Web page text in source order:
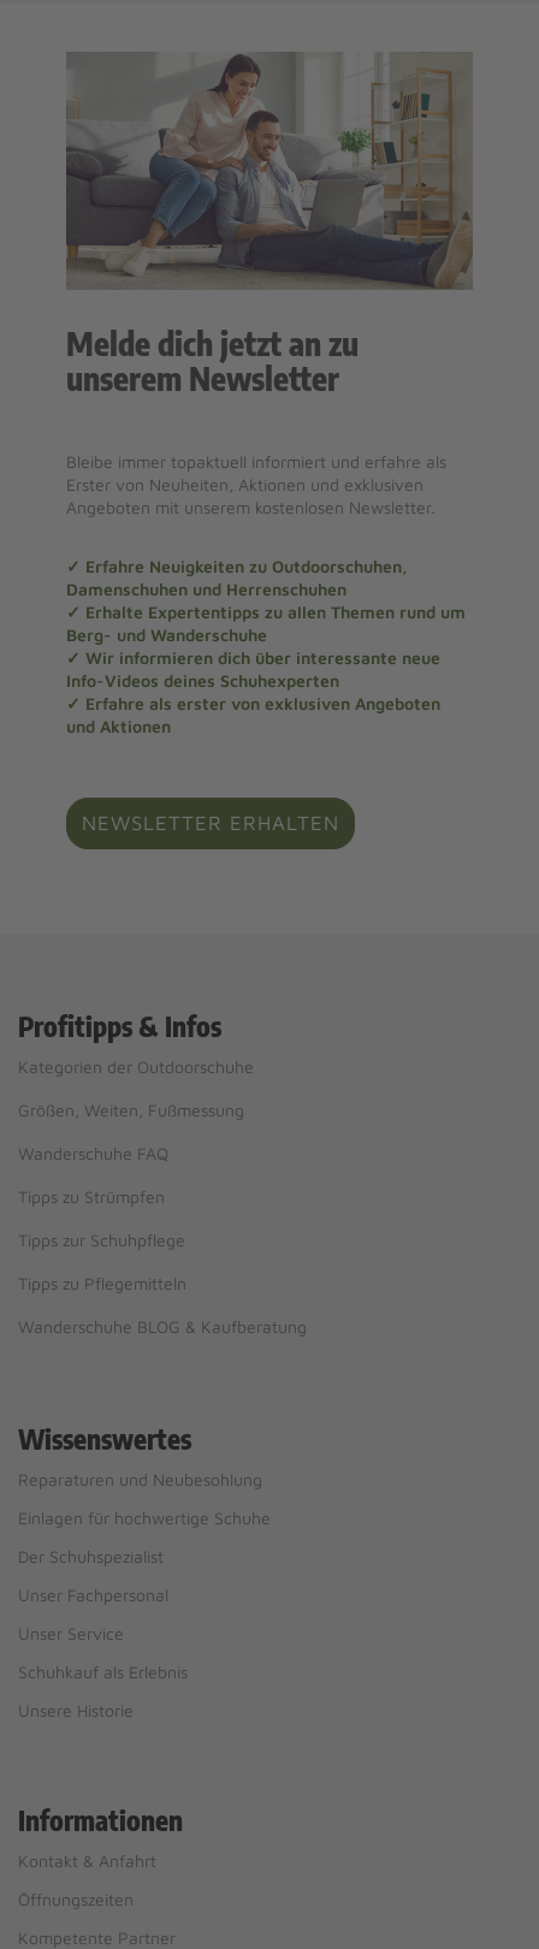
Melde dich jetzt an zu
unserem Newsletter
Bleibe immer topaktuell informiert und erfahre als
Erster von Neuheiten, Aktionen und exklusiven
Angeboten mit unserem kostenlosen Newsletter.
✓ Erfahre Neuigkeiten zu Outdoorschuhen,
Damenschuhen und Herrenschuhen
✓ Erhalte Expertentipps zu allen Themen rund um
Berg- und Wanderschuhe
✓ Wir informieren dich über interessante neue
Info-Videos deines Schuhexperten
✓ Erfahre als erster von exklusiven Angeboten
und Aktionen
NEWSLETTER ERHALTEN
Profitipps & Infos
Kategorien der Outdoorschuhe
Größen, Weiten, Fußmessung
Wanderschuhe FAQ
Tipps zu Strümpfen
Tipps zur Schuhpflege
Tipps zu Pflegemitteln
Wanderschuhe BLOG & Kaufberatung
Wissenswertes
Reparaturen und Neubesohlung
Einlagen für hochwertige Schuhe
Der Schuhspezialist
Unser Fachpersonal
Unser Service
Schuhkauf als Erlebnis
Unsere Historie
Informationen
Kontakt & Anfahrt
Öffnungszeiten
Kompetente Partner